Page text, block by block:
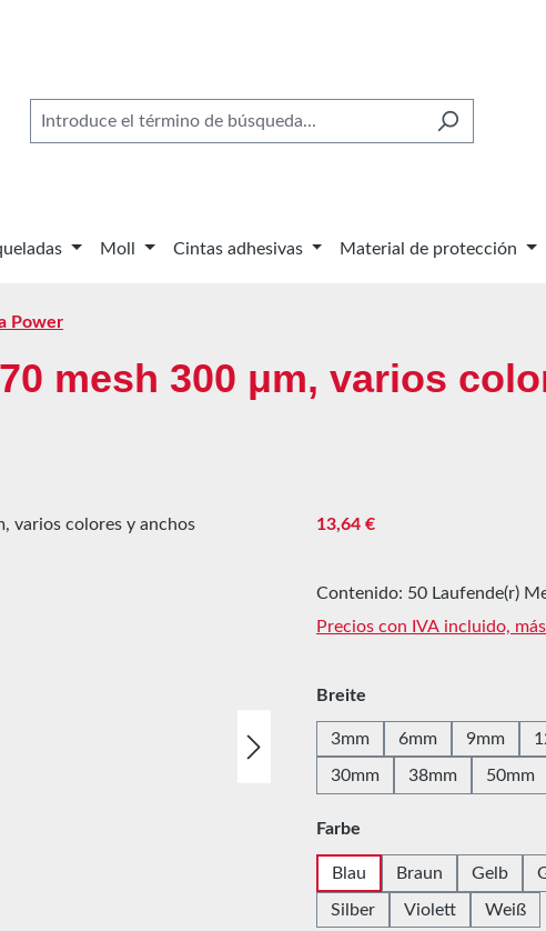
Moll Cintas adhesivas Material de protección
Power
mesh 300 μm, varios
Precio normal:
13,64 €
Contenido: 50 Laufende(r)
Precios con IVA incluido,
Seleccione
Breite
3mm 6mm 9mm
30mm 38mm 50mm
Seleccione
Farbe
Blau Braun Gelb
Silber Violett Weiß